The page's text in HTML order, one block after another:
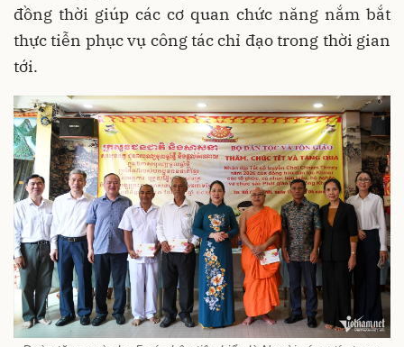
đồng thời giúp các cơ quan chức năng nắm bắt
thực tiễn phục vụ công tác chỉ đạo trong thời gian
tới.